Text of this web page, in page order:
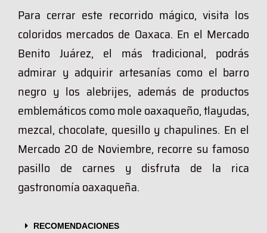
Para cerrar este recorrido mágico, visita los
coloridos mercados de Oaxaca. En el Mercado
Benito Juárez, el más tradicional, podrás
admirar y adquirir artesanías como el barro
negro y los alebrijes, además de productos
emblemáticos como mole oaxaqueño, tlayudas,
mezcal, chocolate, quesillo y chapulines. En el
Mercado 20 de Noviembre, recorre su famoso
pasillo de carnes y disfruta de la rica
gastronomía oaxaqueña.
RECOMENDACIONES